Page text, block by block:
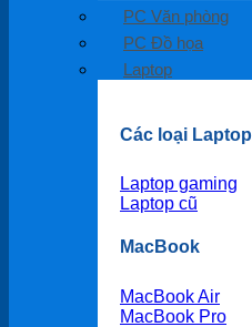
PC Văn phòng
PC Đồ họa
Laptop
Các loại Laptop
Laptop gaming
Laptop cũ
MacBook
MacBook Air
MacBook Pro